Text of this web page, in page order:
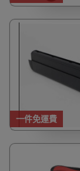
一件免運費